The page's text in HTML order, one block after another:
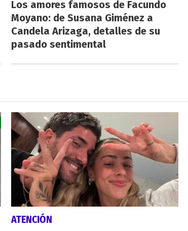
Los amores famosos de Facundo
Moyano: de Susana Giménez a
Candela Arizaga, detalles de su
pasado sentimental
ATENCIÓN